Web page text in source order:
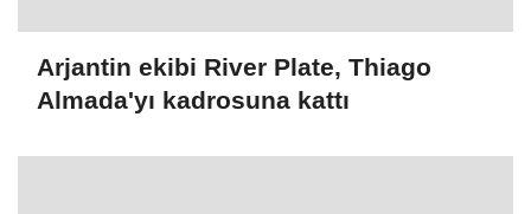
Arjantin ekibi River Plate, Thiago
Almada'yı kadrosuna kattı